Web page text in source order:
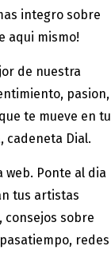
integro sobre
aqui mismo!
de nuestra
pasion,
te mueve en tu
cadeneta Dial.
web. Ponte al dia
tus artistas
sobre
redes